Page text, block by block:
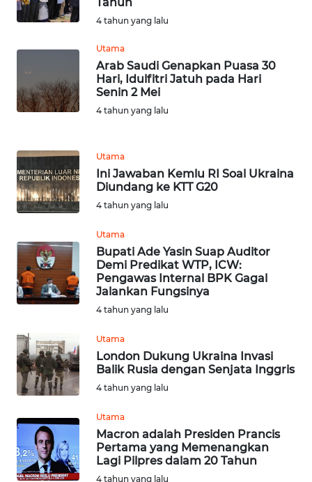
4 tahun yang lalu
Utama
Arab Saudi Genapkan Puasa 30
Hari, Idulfitri Jatuh pada Hari
Senin 2 Mei
4 tahun yang lalu
Utama
Ini Jawaban Kemlu RI Soal Ukraina
Diundang ke KTT G20
4 tahun yang lalu
Utama
Bupati Ade Yasin Suap Auditor
Demi Predikat WTP, ICW:
Pengawas Internal BPK Gagal
Jalankan Fungsinya
4 tahun yang lalu
Utama
London Dukung Ukraina Invasi
Balik Rusia dengan Senjata Inggris
4 tahun yang lalu
Utama
Macron adalah Presiden Prancis
Pertama yang Memenangkan
Lagi Pilpres dalam 20 Tahun
4 tahun yang lalu
WN
LANGKAT
TAPANULI
WN
TANJUNG
WN
KARO
SIMALUNGUN
WN
LABUHANBATU
WN
TAPANULI
TENGAH